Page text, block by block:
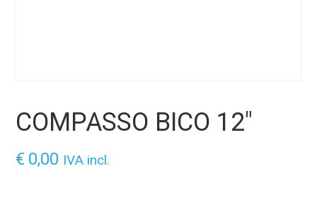
COMPASSO BICO 12″
€ 0,00 IVA incl.